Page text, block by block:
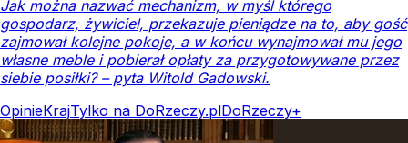
Jak można nazwać mechanizm, w myśl którego
gospodarz, żywiciel, przekazuje pieniądze na to, aby gość
zajmował kolejne pokoje, a w końcu wynajmował mu jego
własne meble i pobierał opłaty za przygotowywane przez
siebie posiłki? – pyta Witold Gadowski.
OpinieKrajTylko na DoRzeczy.plDoRzeczy+